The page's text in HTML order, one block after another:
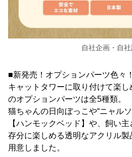
自社企画・自
■新発売！オプションパーツ色々！
キャットタワーに取り付けて楽
のオプションパーツは全5種類。
猫ちゃんの日向ぼっこや“ニャル
【ハンモックベッド】や、飼い
存分に楽しめる透明なアクリル
用意しました。